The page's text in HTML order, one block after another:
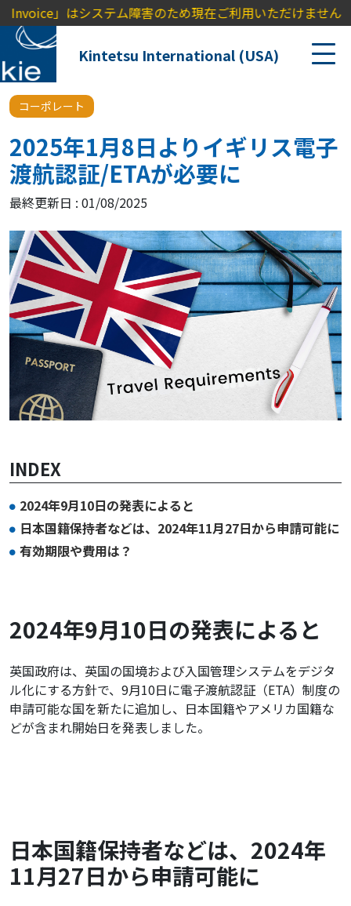
」はシステム障害のため現在ご利用いただけません。ご不
Kintetsu International (USA)
コーポレート
2025年1月8日よりイギリス電子
渡航認証/ETAが必要に
最終更新日 : 01/08/2025
INDEX
2024年9月10日の発表によると
日本国籍保持者などは、2024年11月27日から申請可能に
有効期限や費用は？
2024年9月10日の発表によると
英国政府は、英国の国境および入国管理システムをデジタ
ル化にする方針で、9月10日に電子渡航認証（ETA）制度の
申請可能な国を新たに追加し、日本国籍やアメリカ国籍な
どが含まれ開始日を発表しました。
日本国籍保持者などは、2024年
11月27日から申請可能に